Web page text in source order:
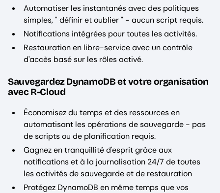
Automatiser les instantanés avec des politiques
simples, " définir et oublier " - aucun script requis.
Notifications intégrées pour toutes les activités.
Restauration en libre-service avec un contrôle
d'accès basé sur les rôles activé.
Sauvegardez DynamoDB et votre organisation
avec R-Cloud
Économisez du temps et des ressources en
automatisant les opérations de sauvegarde - pas
de scripts ou de planification requis.
Gagnez en tranquillité d'esprit grâce aux
notifications et à la journalisation 24/7 de toutes
les activités de sauvegarde et de restauration
Protégez DynamoDB en même temps que vos